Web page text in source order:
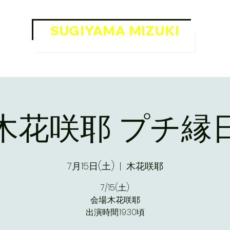
SUGIYAMA MIZUKI
花咲耶 プチ縁
7月15日(土)
  |
木花咲耶
7/15(土)
会場:木花咲耶
出演時間:19:30頃